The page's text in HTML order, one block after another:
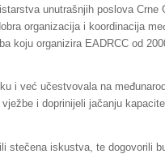
unutrašnjih poslova Crne
organizacija i koordinacija
koju organizira EADRCC od
i već učestvovala na
i doprinijeli jačanju
stečena iskustva, te dogovorili